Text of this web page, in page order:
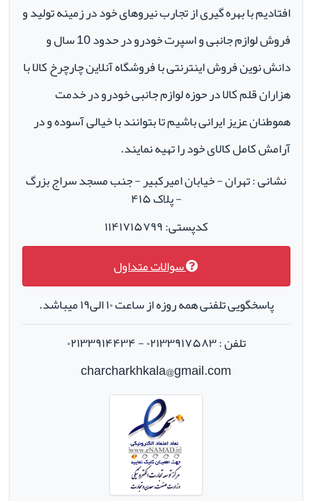
افتادیم با بهره گیری از تجارب نیروهای خود در زمینه تولید و
فروش لوازم جانبی و اسپرت خودرو در حدود 10 سال و
دانش نوین فروش اینترنتی با فروشگاه آنلاین چارچرخ کالا با
هزاران قلم کالا در حوزه لوازم جانبی خودرو در خدمت
هموطنان عزیز ایرانی باشیم تا بتوانند با خیالی آسوده و در
آرامش کامل کالای خود را تهیه نمایند.
نشانی : تهران - خیابان امیرکبیر - جنب مسجد سراج بزرگ
- پلاک ۴۱۵
کدپستی: ۱۱۴۱۷۱۵۷۹۹
سوالات متداول
پاسخگویی تلفنی همه روزه از ساعت ۱۰ الی۱۹ میباشد.
تلفن : ۰۲۱۳۳۹۱۷۵۸۳ - ۰۲۱۳۳۹۱۴۴۳۴
charcharkhkala@gmail.com